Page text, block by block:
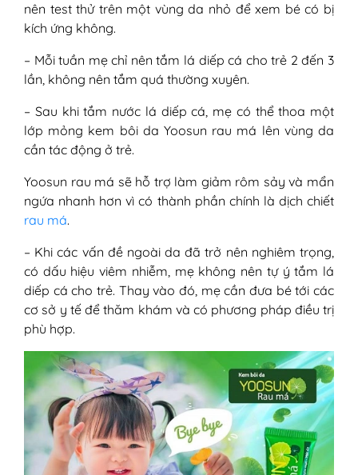
nên test thử trên một vùng da nhỏ để xem bé có bị
kích ứng không.
– Mỗi tuần mẹ chỉ nên tắm lá diếp cá cho trẻ 2 đến 3
lần, không nên tắm quá thường xuyên.
– Sau khi tắm nước lá diếp cá, mẹ có thể thoa một
lớp mỏng kem bôi da Yoosun rau má lên vùng da
cần tác động ở trẻ.
Yoosun rau má sẽ hỗ trợ làm giảm rôm sảy và mẩn
ngứa nhanh hơn vì có thành phần chính là dịch chiết
rau má.
– Khi các vấn đề ngoài da đã trở nên nghiêm trọng,
có dấu hiệu viêm nhiễm, mẹ không nên tự ý tắm lá
diếp cá cho trẻ. Thay vào đó, mẹ cần đưa bé tới các
cơ sở y tế để thăm khám và có phương pháp điều trị
phù hợp.